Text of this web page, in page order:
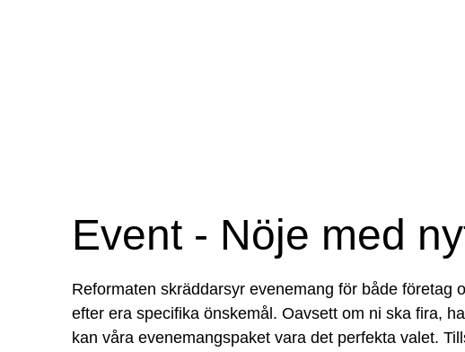
Event - Nöje med
Reformaten skräddarsyr evenemang för både företag
efter era specifika önskemål. Oavsett om ni ska fira,
kan våra evenemangspaket vara det perfekta valet.